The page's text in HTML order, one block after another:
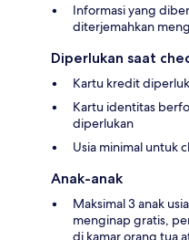
Informasi yang
diterjemahkan
Diperlukan saat
Kartu kredit
Kartu identitas
diperlukan
Usia minimal untuk
Anak-anak
Maksimal 3 anak
menginap gratis,
di kamar orang tua